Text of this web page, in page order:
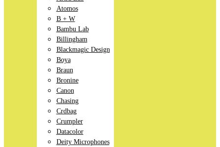
Atomos
B + W
Bambu Lab
Billingham
Blackmagic Design
Boya
Braun
Bronine
Canon
Chasing
Crdbag
Crumpler
Datacolor
Deity Microphones